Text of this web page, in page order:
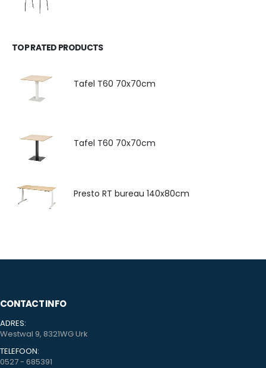
TOP RATED PRODUCTS
Tafel T60 70x70cm
Tafel T60 70x70cm
Presto RT bureau 140x80cm
CONTACT INFO
ADRES:
Westwal 9, 8321WG Urk
TELEFOON:
0527 - 685391